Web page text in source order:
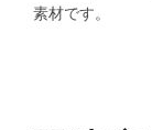
素材です。